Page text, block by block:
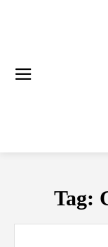
Tag: